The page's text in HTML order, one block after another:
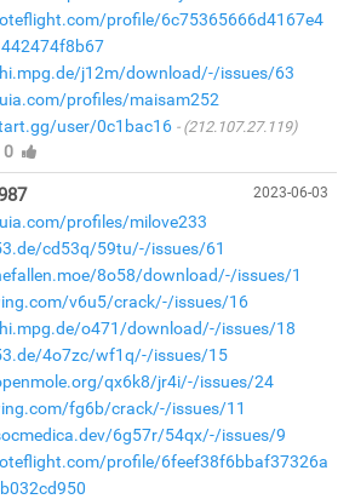
profile/6c75365666d4167e4
j12m/download/-/issues/63
profiles/maisam252
user/0c1bac16
(212.107.27.119)
0
2023-06-03
profiles/milove233
cd53q/59tu/-/issues/61
8o58/download/-/issues/1
v6u5/crack/-/issues/16
o471/download/-/issues/18
4o7zc/wf1q/-/issues/15
qx6k8/jr4i/-/issues/24
fg6b/crack/-/issues/11
6g57r/54qx/-/issues/9
profile/6feef38f6bbaf37326a